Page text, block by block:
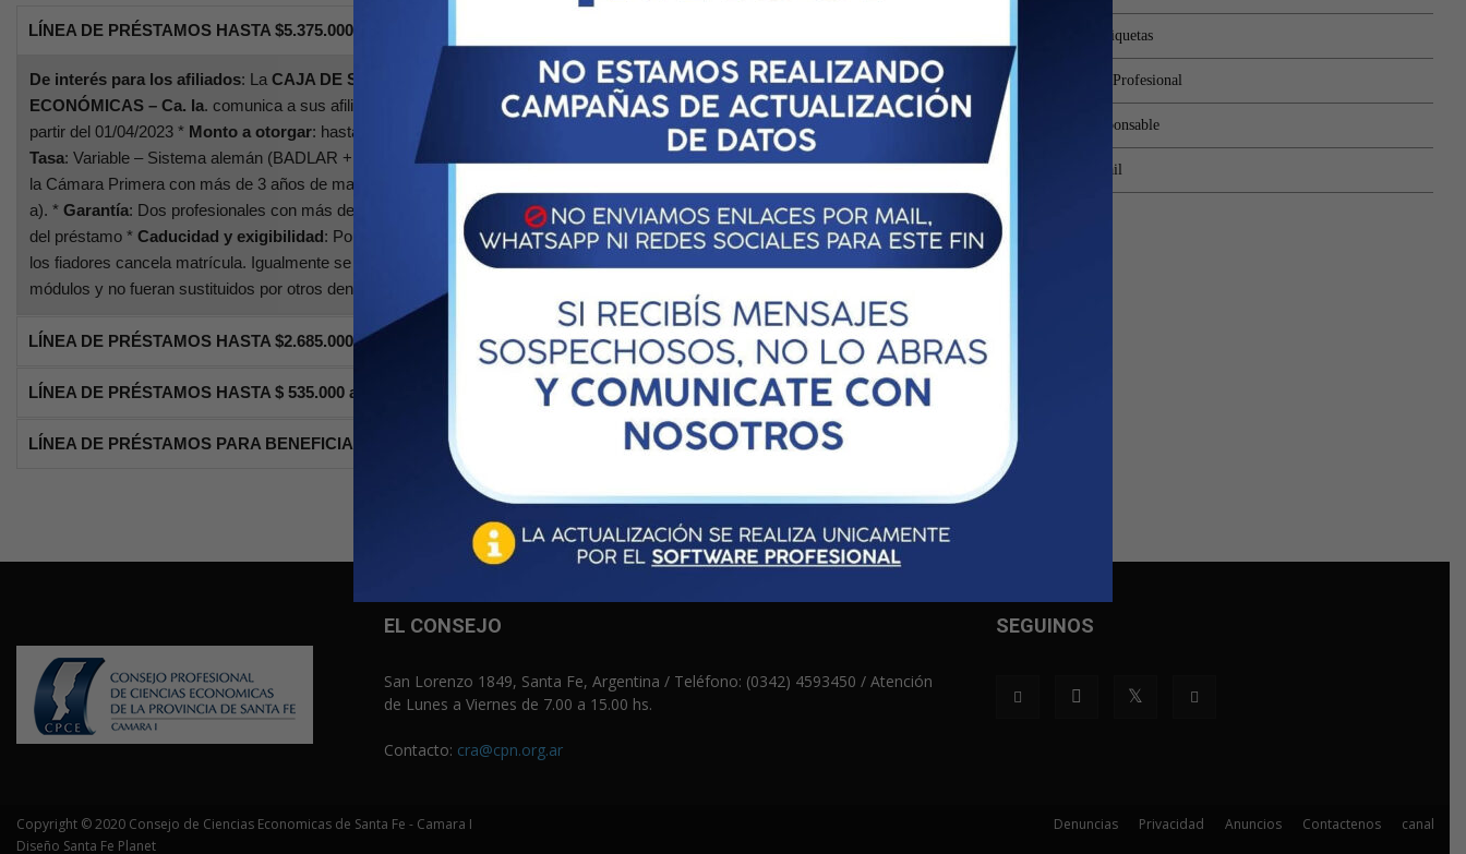
LÍNEA DE PRÉSTAMOS HASTA $5.375.000
De interés para los afiliados: La CAJA DE SEGURIDAD SOCIAL PARA LOS PROFESIONALES EN CIENCIAS
ECONÓMICAS – Ca. Ia. comunica a sus afiliados que ha dispuesto ampliar la línea de préstamos personales. *Vigencia: A
partir del 01/04/2023 * Monto a otorgar: hasta 2.500 módulos ($5.375.000) *
: hasta un máximo de 72 meses *
Tasa: Variable – Sistema alemán (BADLAR + 3%) – Sin exceder el triple de la tasa pasiva del BNA *Beneficiarios
: Afiliado a
la Cámara Primera con más de 3 años de matriculado. Abonando el aporte mínimo completo previsto en el artículo 26, inciso
a). * Garantía: Dos profesionales con más de 6 años de matriculado y realizando aportes de 20 módulos durante la vigencia
del préstamo * Caducidad y exigibilidad: Por la mora de 3 cuotas alternadas o consecutivas o si el beneficiario o alguno de
los fiadores cancela matrícula. Igualmente se producirá la caducidad si los fiadores optan por realizar aportes menores a 20
módulos y no fueran sustituidos por otros dentro de los 30 días.
LÍNEA DE PRÉSTAMOS HASTA $2.685.000
LÍNEA DE PRÉSTAMOS HASTA $ 535.000 a sola firma
LÍNEA DE PRÉSTAMOS PARA BENEFICIARIOS (250 MÓDULOS MONTO MÁX.)
Validación de Etiquetas
Revista Opinión Profesional
Mi Consejo Responsable
Acceso a Webmail
EL CONSEJO
San Lorenzo 1849, Santa Fe, Argentina / Teléfono: (0342) 4593450 / Atención
de Lunes a Viernes de 7.00 a 15.00 hs.
Contacto: cra@cpn.org.ar
SEGUINOS
Denuncias Privacidad Anuncios Contactenos canal
Copyright © 2020 Consejo de Ciencias Economicas de Santa Fe - Camara I
Diseño Santa Fe Planet